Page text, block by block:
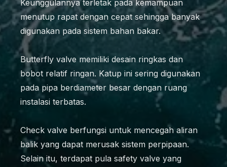
Keunggulannya terletak pada kemampuan
menutup rapat dengan cepat sehingga banyak
digunakan pada sistem bahan bakar.
Butterfly valve memiliki desain ringkas dan
bobot relatif ringan. Katup ini sering digunakan
pada pipa berdiameter besar dengan ruang
instalasi terbatas.
Check valve berfungsi untuk mencegah aliran
balik yang dapat merusak sistem perpipaan.
Selain itu, terdapat pula safety valve yang